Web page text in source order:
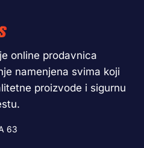
online prodavnica
namenjena svima koji
proizvode i sigurnu
63